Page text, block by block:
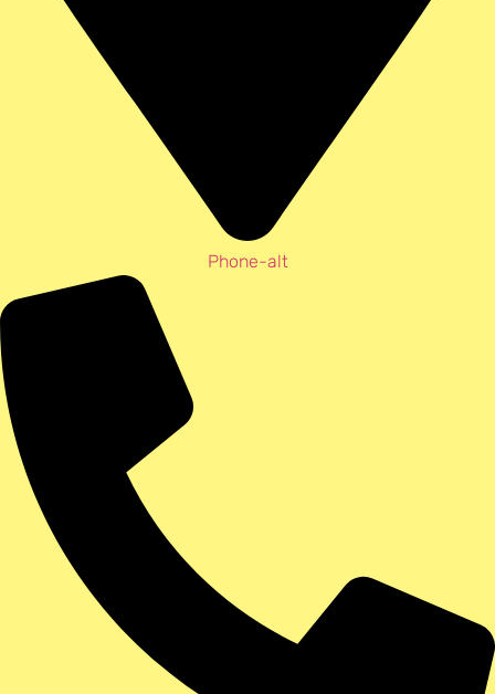
Phone-alt